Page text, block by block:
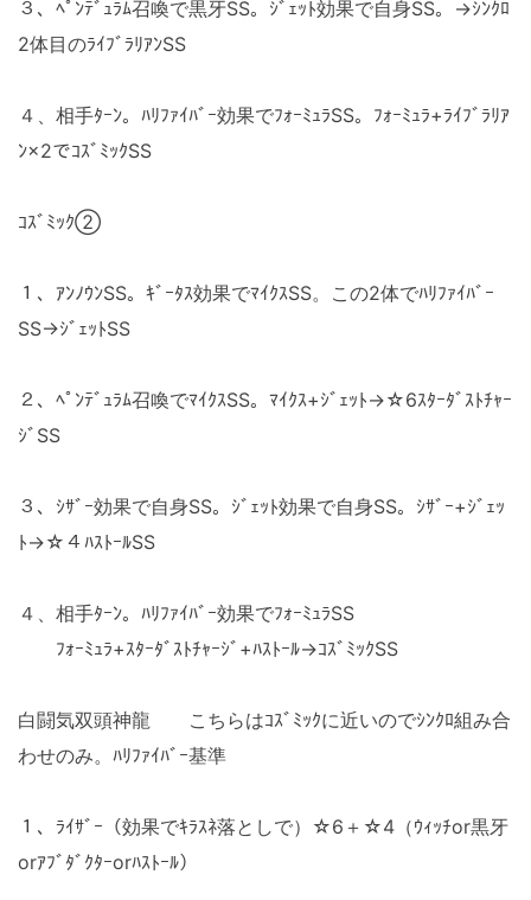
３、ﾍﾟﾝﾃﾞｭﾗﾑ召喚で黒牙SS。ｼﾞｪｯﾄ効果で自身SS。→ｼﾝｸﾛ
2体目のﾗｲﾌﾞﾗﾘｱﾝSS
４、相手ﾀｰﾝ。ﾊﾘﾌｧｲﾊﾞｰ効果でﾌｫｰﾐｭﾗSS。ﾌｫｰﾐｭﾗ+ﾗｲﾌﾞﾗﾘｱ
ﾝ×2でｺｽﾞﾐｯｸSS
ｺｽﾞﾐｯｸ②
１、ｱﾝﾉｳﾝSS。ｷﾞｰﾀｽ効果でﾏｲｸｽSS。この2体でﾊﾘﾌｧｲﾊﾞｰ
SS→ｼﾞｪｯﾄSS
２、ﾍﾟﾝﾃﾞｭﾗﾑ召喚でﾏｲｸｽSS。ﾏｲｸｽ+ｼﾞｪｯﾄ→☆6ｽﾀｰﾀﾞｽﾄﾁｬｰ
ｼﾞSS
３、ｼｻﾞｰ効果で自身SS。ｼﾞｪｯﾄ効果で自身SS。ｼｻﾞｰ+ｼﾞｪｯ
ﾄ→☆４ﾊｽﾄｰﾙSS
４、相手ﾀｰﾝ。ﾊﾘﾌｧｲﾊﾞｰ効果でﾌｫｰﾐｭﾗSS
ﾌｫｰﾐｭﾗ+ｽﾀｰﾀﾞｽﾄﾁｬｰｼﾞ+ﾊｽﾄｰﾙ→ｺｽﾞﾐｯｸSS
白闘気双頭神龍 こちらはｺｽﾞﾐｯｸに近いのでｼﾝｸﾛ組み合
わせのみ。ﾊﾘﾌｧｲﾊﾞｰ基準
１、ﾗｲｻﾞｰ（効果でｷﾗｽﾈ落としで）☆6＋☆4（ｳｨｯﾁor黒牙
orｱﾌﾞﾀﾞｸﾀｰorﾊｽﾄｰﾙ）